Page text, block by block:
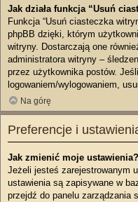
Jak działa funkcja “Usuń
Funkcja “Usuń ciasteczka
phpBB dzięki, którym
witryny. Dostarczają one
administratora witryny –
przez użytkownika postów.
logowaniem/wylogowaniem,
Na górę
Preferencje i
Jak zmienić moje ustawienia?
Jeżeli jesteś zarejestrowanym
ustawienia są zapisywane w
przejdź do panelu zarządzania